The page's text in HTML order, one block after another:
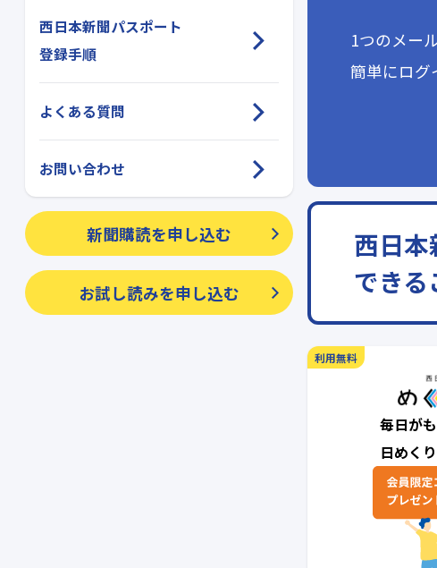
西日本新聞パスポート
登録手順
よくある質問
お問い合わせ
新聞購読を申し込む
お試し読みを申し込む
1つのメー
簡単にログ
西日
できる
利用無料
毎日が
日めく